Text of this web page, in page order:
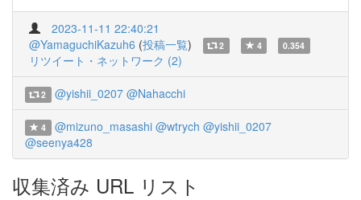
2023-11-11 22:40:21
@YamaguchiKazuh6 (投稿一覧) 2 4 0.354
リツイート・ネットワーク (2)
2 @yishii_0207 @Nahacchi
4 @mizuno_masashi @wtrych @yishii_0207
@seenya428
収集済み URL リスト